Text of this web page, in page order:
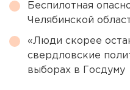
Беспилотная
Челябинской
«Люди скорее
свердловские
выборах в Госдуму